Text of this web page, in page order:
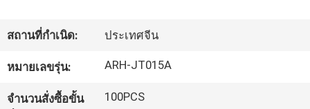
เกี่ยว
กับ
สถานที่กำเนิด: ประเทศจีน
หมายเลขรุ่น: ARH-JT015A
จำนวนสั่งซื้อขั้น
100PCS